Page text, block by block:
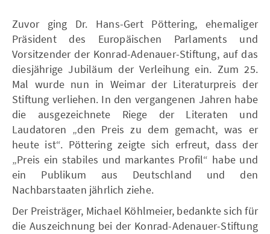
Zuvor ging Dr. Hans-Gert Pöttering, ehemaliger
Präsident des Europäischen Parlaments und
Vorsitzender der Konrad-Adenauer-Stiftung, auf das
diesjährige Jubiläum der Verleihung ein. Zum 25.
Mal wurde nun in Weimar der Literaturpreis der
Stiftung verliehen. In den vergangenen Jahren habe
die ausgezeichnete Riege der Literaten und
Laudatoren „den Preis zu dem gemacht, was er
heute ist“. Pöttering zeigte sich erfreut, dass der
„Preis ein stabiles und markantes Profil“ habe und
ein Publikum aus Deutschland und den
Nachbarstaaten jährlich ziehe.
Der Preisträger, Michael Köhlmeier, bedankte sich für
die Auszeichnung bei der Konrad-Adenauer-Stiftung